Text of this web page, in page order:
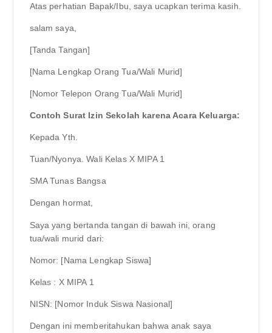
Atas perhatian Bapak/Ibu, saya ucapkan terima kasih.
salam saya,
[Tanda Tangan]
[Nama Lengkap Orang Tua/Wali Murid]
[Nomor Telepon Orang Tua/Wali Murid]
Contoh Surat Izin Sekolah karena Acara Keluarga:
Kepada Yth.
Tuan/Nyonya. Wali Kelas X MIPA 1
SMA Tunas Bangsa
Dengan hormat,
Saya yang bertanda tangan di bawah ini, orang
tua/wali murid dari:
Nomor: [Nama Lengkap Siswa]
Kelas : X MIPA 1
NISN: [Nomor Induk Siswa Nasional]
Dengan ini memberitahukan bahwa anak saya